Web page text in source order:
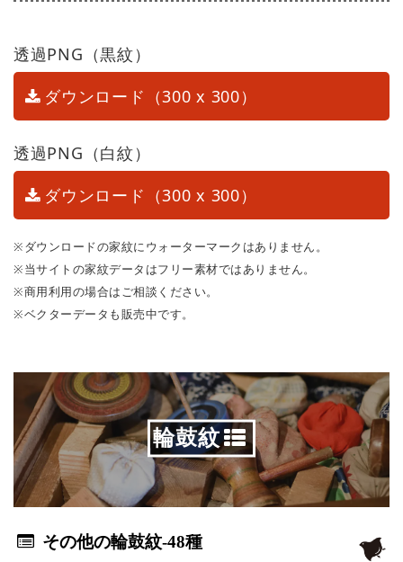
透過PNG（黒紋）
ダウンロード（300 x 300）
透過PNG（白紋）
ダウンロード（300 x 300）
※ダウンロードの家紋にウォーターマークはありません。
※当サイトの家紋データはフリー素材ではありません。
※商用利用の場合はご相談ください。
※ベクターデータも販売中です。
輪鼓紋
その他の輪鼓紋-48種